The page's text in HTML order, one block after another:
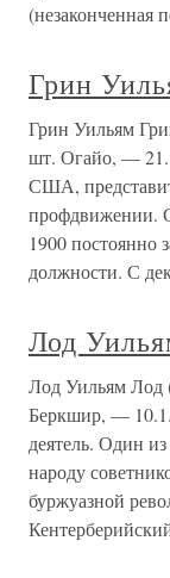
(незаконченная
Грин
Грин Уильям
шт. Огайо, — 21.
США,
профдвижении.
1900 постоянно
должности. С
Лод
Лод Уильям Лод
Беркшир, —
деятель. Один
народу
буржуазной